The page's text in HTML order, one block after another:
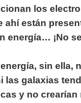
los
ahí están
energía… ¡No
sin ella,
las galaxias
y no